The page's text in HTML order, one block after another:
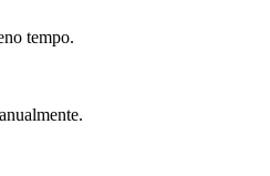
tempo.